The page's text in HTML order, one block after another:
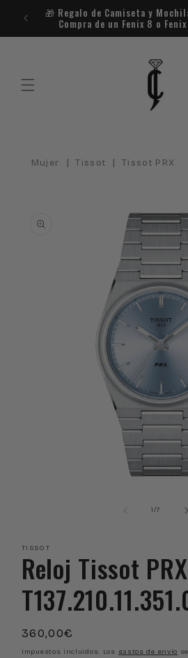
directamente
al contenido
¿Necesitas ayuda? +34 924 220
850 799
Mujer | Tissot | Tissot PRX
información
ventana
modal
1/de7
TISSOT
Reloj Tissot
Precio
habitual
360,00€
Impuestos incluidos. Los gastos de envío